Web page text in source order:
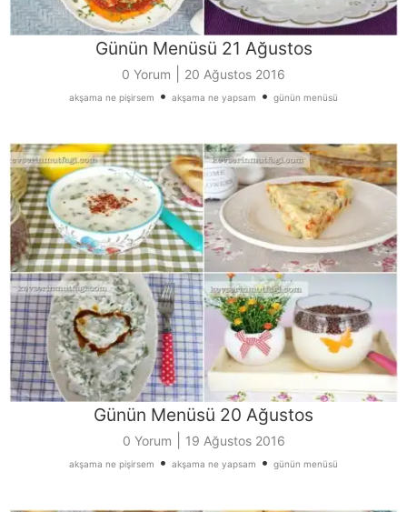
Günün Menüsü 21 Ağustos
0 Yorum 20 Ağustos 2016
akşama ne pişirsem • akşama ne yapsam • günün menüsü
Günün Menüsü 20 Ağustos
0 Yorum 19 Ağustos 2016
akşama ne pişirsem • akşama ne yapsam • günün menüsü